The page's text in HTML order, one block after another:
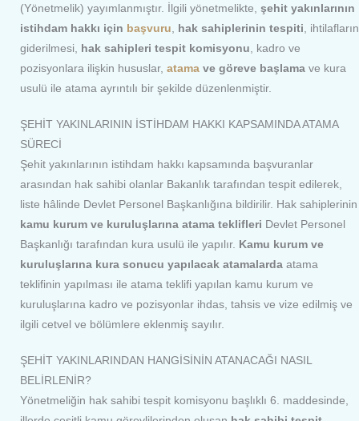
(Yönetmelik) yayımlanmıştır. İlgili yönetmelikte, şehit yakınlarının
istihdam hakkı için başvuru hak sahiplerinin tespiti , ihtilafların
giderilmesi,
hak sahipleri tespit komisyonu , kadro ve
pozisyonlara ilişkin hususlar, atama ve göreve başlama ve kura
usulü ile atama ayrıntılı bir şekilde düzenlenmiştir.
ŞEHİT YAKINLARININ İSTİHDAM HAKKI KAPSAMINDA ATAMA
SÜRECİ
Şehit yakınlarının istihdam hakkı kapsamında başvuranlar
arasından hak sahibi olanlar Bakanlık tarafından tespit edilerek,
liste hâlinde Devlet Personel Başkanlığına bildirilir. Hak sahiplerinin
kamu kurum ve kuruluşlarına atama teklifleri Devlet Personel
Başkanlığı tarafından kura usulü ile yapılır.
Kamu kurum ve
kuruluşlarına kura sonucu yapılacak atamalarda atama
teklifinin yapılması ile atama teklifi yapılan kamu kurum ve
kuruluşlarına kadro ve pozisyonlar ihdas, tahsis ve vize edilmiş ve
ilgili cetvel ve bölümlere eklenmiş sayılır.
ŞEHİT YAKINLARINDAN HANGİSİNİN ATANACAĞI NASIL
BELİRLENİR?
Yönetmeliğin hak sahibi tespit komisyonu başlıklı 6. maddesinde,